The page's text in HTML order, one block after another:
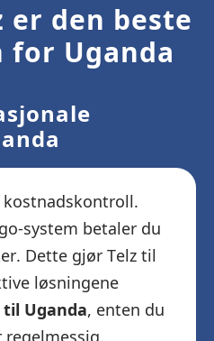
er den beste
for Uganda
kostnadskontroll.
system betaler du
Dette gjør Telz til
løsningene
Uganda, enten du